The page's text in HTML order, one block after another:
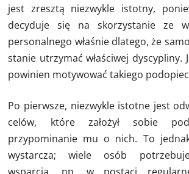
jest zresztą niezwykle istotny,
decyduje się na skorzystanie ze
personalnego właśnie dlatego, że
stanie utrzymać właściwej dyscypliny.
powinien motywować takiego
Po pierwsze, niezwykle istotne jest
celów, które założył sobie
przypominanie mu o nich. To
wystarcza; wiele osób